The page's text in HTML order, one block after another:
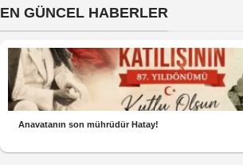
EN GÜNCEL HABERLER
Anavatanın son mührüdür Hatay!